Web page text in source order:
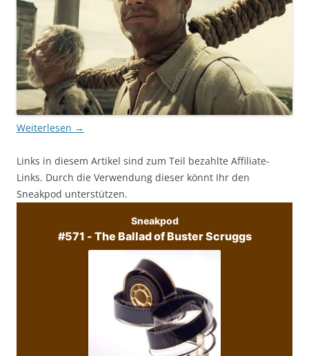
Weiterlesen →
Links in diesem Artikel sind zum Teil bezahlte Affiliate-
Links. Durch die Verwendung dieser könnt Ihr den
Sneakpod unterstützen.